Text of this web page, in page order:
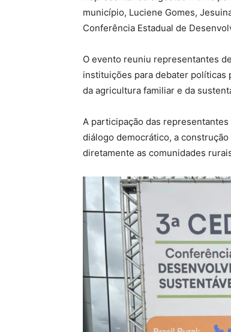
município, Luciene Gomes,
Conferência Estadual de
O evento reuniu representantes
instituições para debater
da agricultura familiar e da
A participação das
diálogo democrático, a
diretamente as comunidades